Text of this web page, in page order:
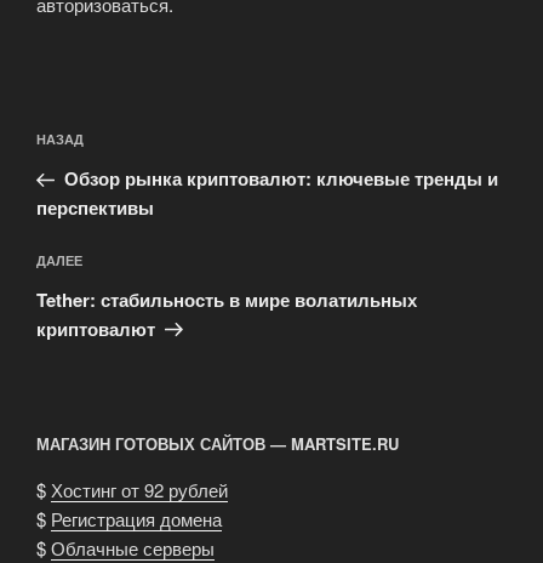
по
записям
Предыдущая
запись:
НАЗАД
Обзор рынка криптовалют: ключевые тренды и
перспективы
Следующая
запись
ДАЛЕЕ
Tether: стабильность в мире волатильных
криптовалют
МАГАЗИН ГОТОВЫХ САЙТОВ — MARTSITE.RU
$Хостинг от 92 рублей
$ Регистрация домена
$Облачные серверы